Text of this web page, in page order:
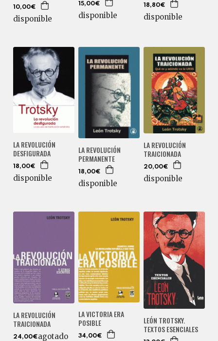
10,00€
disponible
15,00€
disponible
18,80€
disponible
LA REVOLUCIÓN
DESFIGURADA
18,00€
disponible
LA REVOLUCIÓN
PERMANENTE
18,00€
disponible
LA REVOLUCIÓN
TRAICIONADA
20,00€
disponible
LA REVOLUCIÓN
TRAICIONADA
24,00€agotado
LA VICTORIA ERA
POSIBLE
34,00€
LEÓN TROTSKY.
TEXTOS ESENCIALES